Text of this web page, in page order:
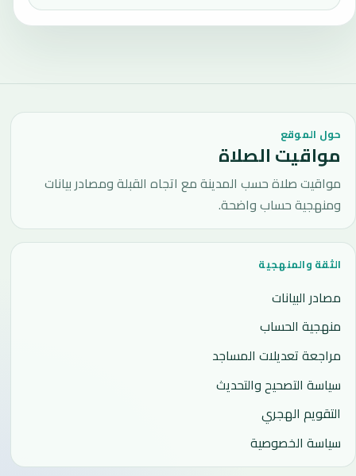
حول الموقع
مواقيت الصلاة
مواقيت صلاة حسب المدينة مع اتجاه القبلة ومصادر بيانات
ومنهجية حساب واضحة.
الثقة والمنهجية
مصادر البيانات
منهجية الحساب
مراجعة تعديلات المساجد
سياسة التصحيح والتحديث
التقويم الهجري
سياسة الخصوصية